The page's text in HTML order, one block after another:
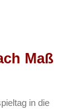
Maß
in die